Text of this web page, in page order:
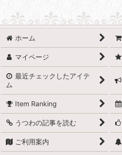
ホーム
マイページ
最近チェックしたアイテ
ム
Item Ranking
うつわの記事を読む
ご利用案内